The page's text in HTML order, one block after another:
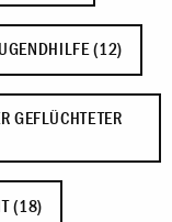
(12)
GEFLÜCHTETER
(18)